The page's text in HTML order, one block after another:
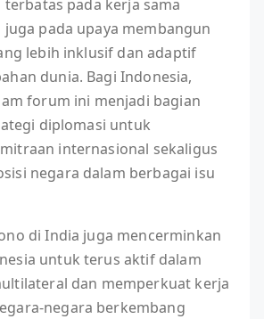
pada kerja sama
pada upaya membangun
lebih inklusif dan adaptif
dunia. Bagi Indonesia,
forum ini menjadi bagian
diplomasi untuk
internasional sekaligus
negara dalam berbagai isu
di India juga mencerminkan
untuk terus aktif dalam
dan memperkuat kerja
negara berkembang